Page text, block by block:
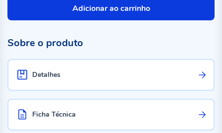
Adicionar ao carrinho
Sobre o produto
Detalhes
Ficha Técnica